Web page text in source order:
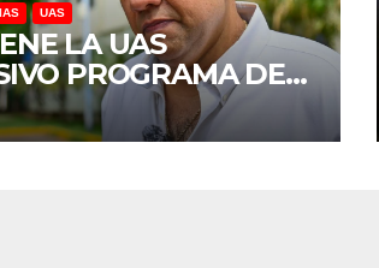
UAS
LA UAS
PROGRAMA DE
Y
EN SUS